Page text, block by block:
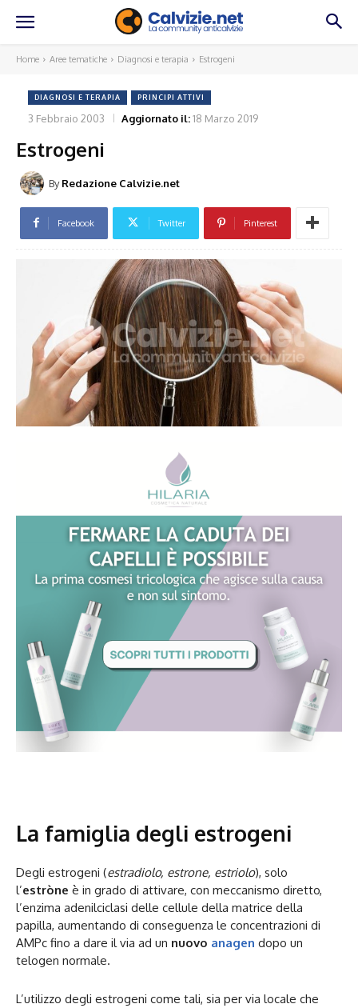
Home Aree tematiche Diagnosi e terapia Estrogeni
DIAGNOSI E TERAPIA PRINCIPI ATTIVI
3 Febbraio 2003 Aggiornato il:18 Marzo 2019
Estrogeni
By Redazione Calvizie.net
Facebook Twitter Pinterest
La famiglia degli estrogeni
Degli estrogeni (estradiolo, estrone, estriolo), solo
l’estròne è in grado di attivare, con meccanismo diretto,
l’enzima adenilciclasi delle cellule della matrice della
papilla, aumentando di conseguenza le concentrazioni di
AMPc fino a dare il via ad un nuovo anagen dopo un
telogen normale.
L’utilizzo degli estrogeni come tali, sia per via locale che